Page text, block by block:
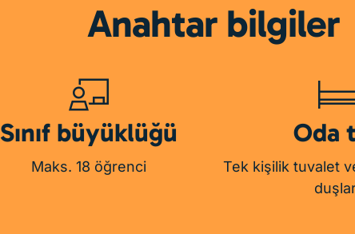
Anahtar bilgiler
Sınıf büyüklüğü
Maks. 18 öğrenci
Oda
Tek kişilik tuvalet